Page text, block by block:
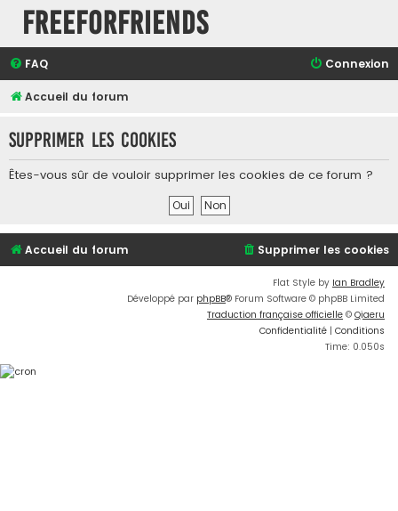
FreeForFriends
FAQ Connexion
Accueil du forum
Supprimer les cookies
Êtes-vous sûr de vouloir supprimer les cookies de ce forum ?
Accueil du forum Supprimer les cookies
Flat Style by Ian Bradley
Développé par phpBB® Forum Software © phpBB Limited
Traduction française officielle © Qiaeru
Confidentialité | Conditions
Time: 0.050s